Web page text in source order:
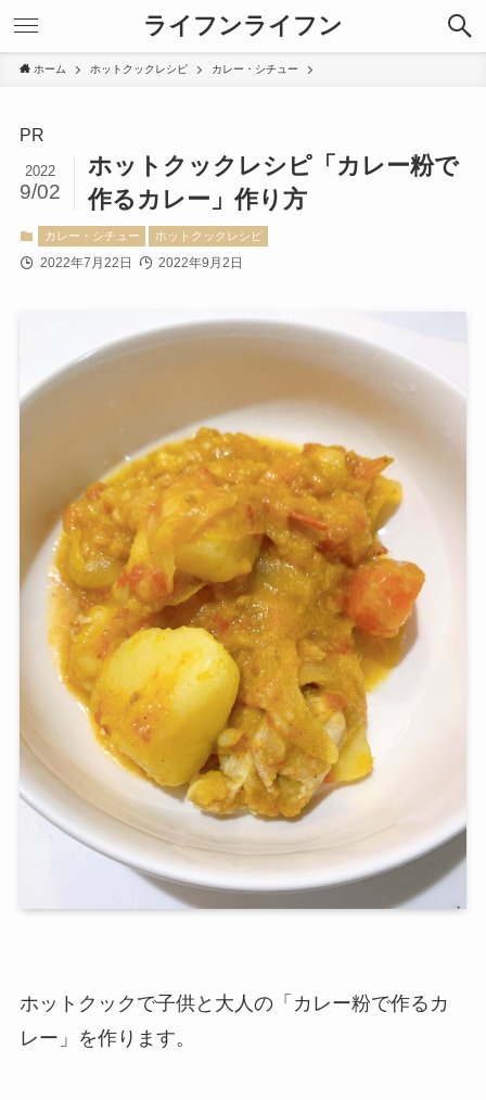
ライフンライフン
ホーム ホットクックレシピ カレー・シチュー
PR
ホットクックレシピ「カレー粉で
作るカレー」作り方
2022
9/02
カレー・シチュー ホットクックレシピ
2022年7月22日 2022年9月2日
ホットクックで子供と大人の「カレー粉で作るカ
レー」を作ります。